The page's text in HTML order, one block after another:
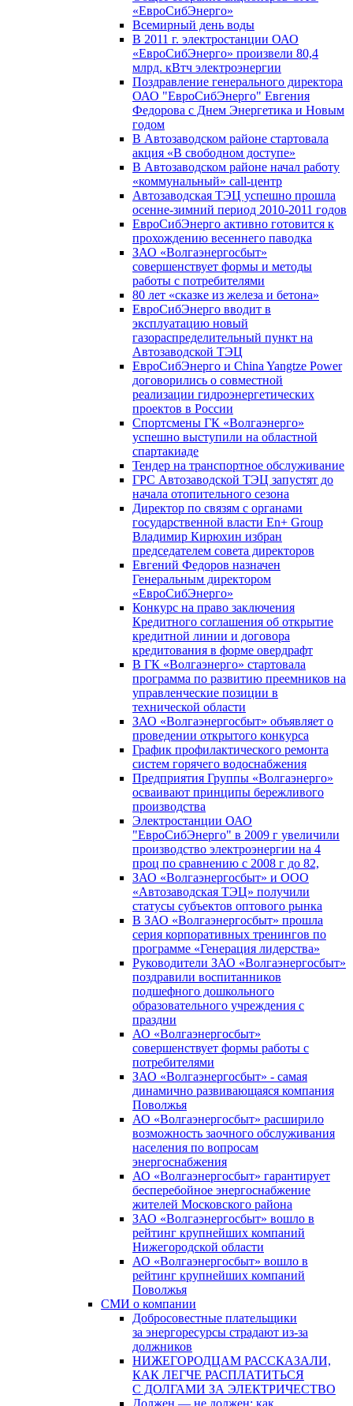
«ЕвроСибЭнерго»
Всемирный день воды
В 2011 г. электростанции ОАО
«ЕвроСибЭнерго» произвели 80,4
млрд. кВтч электроэнергии
Поздравление генерального директора
ОАО "ЕвроСибЭнерго" Евгения
Федорова с Днем Энергетика и Новым
годом
В Автозаводском районе стартовала
акция «В свободном доступе»
В Автозаводском районе начал работу
«коммунальный» call-центр
Автозаводская ТЭЦ успешно прошла
осенне-зимний период 2010-2011 годов
ЕвроСибЭнерго активно готовится к
прохождению весеннего паводка
ЗАО «Волгаэнергосбыт»
совершенствует формы и методы
работы с потребителями
80 лет «сказке из железа и бетона»
ЕвроСибЭнерго вводит в
эксплуатацию новый
газораспределительный пункт на
Автозаводской ТЭЦ
ЕвроСибЭнерго и China Yangtze Power
договорились о совместной
реализации гидроэнергетических
проектов в России
Спортсмены ГК «Волгаэнерго»
успешно выступили на областной
спартакиаде
Тендер на транспортное обслуживание
ГРС Автозаводской ТЭЦ запустят до
начала отопительного сезона
Директор по связям с органами
государственной власти En+ Group
Владимир Кирюхин избран
председателем совета директоров
Евгений Федоров назначен
Генеральным директором
«ЕвроСибЭнерго»
Конкурс на право заключения
Кредитного соглашения об открытие
кредитной линии и договора
кредитования в форме овердрафт
В ГК «Волгаэнерго» стартовала
программа по развитию преемников на
управленческие позиции в
технической области
ЗАО «Волгаэнергосбыт» объявляет о
проведении открытого конкурса
График профилактического ремонта
систем горячего водоснабжения
Предприятия Группы «Волгаэнерго»
осваивают принципы бережливого
производства
Электростанции ОАО
"ЕвроСибЭнерго" в 2009 г увеличили
производство электроэнергии на 4
проц по сравнению с 2008 г до 82,
ЗАО «Волгаэнергосбыт» и ООО
«Автозаводская ТЭЦ» получили
статусы субъектов оптового рынка
В ЗАО «Волгаэнергосбыт» прошла
серия корпоративных тренингов по
программе «Генерация лидерства»
Руководители ЗАО «Волгаэнергосбыт»
поздравили воспитанников
подшефного дошкольного
образовательного учреждения с
праздни
АО «Волгаэнергосбыт»
совершенствует формы работы с
потребителями
ЗАО «Волгаэнергосбыт» - самая
динамично развивающаяся компания
Поволжья
АО «Волгаэнергосбыт» расширило
возможность заочного обслуживания
населения по вопросам
энергоснабжения
АО «Волгаэнергосбыт» гарантирует
бесперебойное энергоснабжение
жителей Московского района
ЗАО «Волгаэнергосбыт» вошло в
рейтинг крупнейших компаний
Нижегородской области
АО «Волгаэнергосбыт» вошло в
рейтинг крупнейших компаний
Поволжья
СМИ о компании
Добросовестные плательщики
за энергоресурсы страдают из-за
должников
НИЖЕГОРОДЦАМ РАССКАЗАЛИ,
КАК ЛЕГЧЕ РАСПЛАТИТЬСЯ
С ДОЛГАМИ ЗА ЭЛЕКТРИЧЕСТВО